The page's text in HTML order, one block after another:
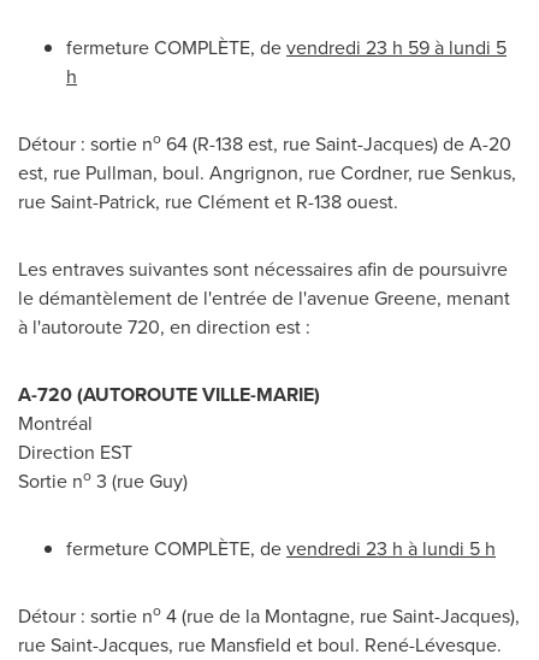
fermeture COMPLÈTE, devendredi 23 h 59 à lundi 5
h
Détour : sortie no 64 (R-138 est, rueSaint-Jacques) de A-20
est, rue Pullman, boul. Angrignon, rue Cordner, rue Senkus,
rue Saint-Patrick, rue Clément et R-138 ouest.
Les entraves suivantes sont nécessaires afin de poursuivre
le démantèlement de l'entrée de l'avenue Greene, menant
à l'autoroute 720, en direction est :
A-720 (AUTOROUTEVILLE-MARIE)
Montréal
Direction EST
Sortie no 3 (rue Guy)
fermeture COMPLÈTE, devendredi 23 h à lundi 5 h
Détour : sortie no 4 (rue de la Montagne, rueSaint-Jacques),
rueSaint-Jacques, rue Mansfield et boul. René-Lévesque.